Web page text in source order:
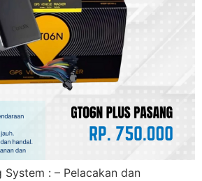
System : – Pelacakan dan